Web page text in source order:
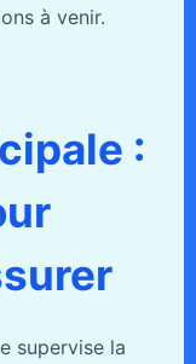
à venir.
:
supervise la